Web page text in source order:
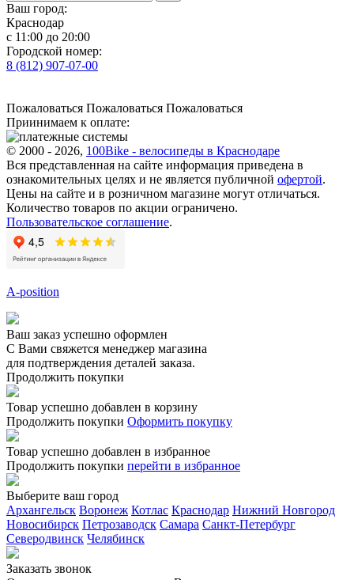
Ваш город:
Краснодар
с 11:00 до 20:00
Городской номер:
8 (812) 907-07-00
Пожаловаться Пожаловаться Пожаловаться
Приинимаем к оплате:
© 2000 - 2026, 100Bike - велосипеды в Краснодаре
Вся представленная на сайте информация приведена в
ознакомительных целях и не является публичной офертой.
Цены на сайте и в розничном магазине могут отличаться.
Количество товаров по акции ограничено.
Пользовательское соглашение.
A-position
Ваш заказ успешно оформлен
С Вами свяжется менеджер магазина
для подтверждения деталей заказа.
Продолжить покупки
Товар успешно добавлен в корзину
Продолжить покупки Оформить покупку
Товар успешно добавлен в избранное
Продолжить покупки перейти в избранное
Выберите ваш город
Архангельск Воронеж Котлас Краснодар Нижний Новгород
Новосибирск Петрозаводск Самара Санкт-Петербург
Северодвинск Челябинск
Заказать звонoк